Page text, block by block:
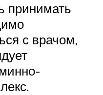
принимать
с врачом,